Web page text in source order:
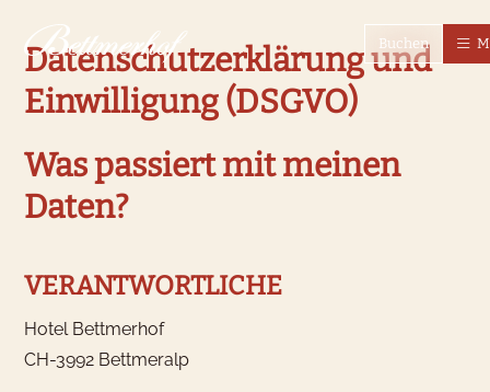
Buchen
Datenschutzerklärung und
Einwilligung (DSGVO)
Was passiert mit meinen
Daten?
VERANTWORTLICHE
Hotel Bettmerhof
CH-3992 Bettmeralp